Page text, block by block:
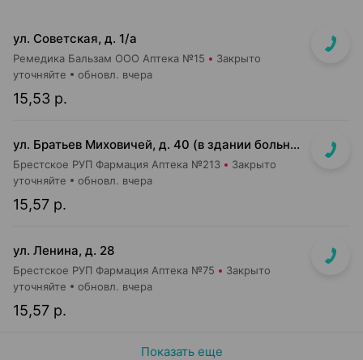
ул. Советская, д. 1/а
Ремедика Бальзам ООО Аптека №15 Закрыто
15,53 р.
уточняйте обновл. вчера
ул. Братьев Миховичей, д. 40 (в здании больницы)
Брестское РУП Фармация Аптека №213 Закрыто
15,57 р.
уточняйте обновл. вчера
ул. Ленина, д. 28
Брестское РУП Фармация Аптека №75 Закрыто
15,57 р.
уточняйте обновл. вчера
Показать еще